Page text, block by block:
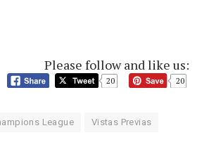
Please follow and like us:
20 20
League Vistas Previas